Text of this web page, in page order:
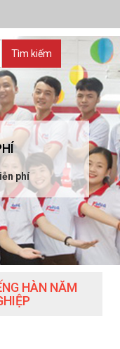
phí
HÀN NĂM